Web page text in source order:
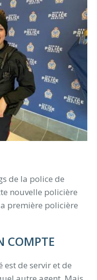
de la police de
nouvelle policière
première policière
COMPTE
de servir et de